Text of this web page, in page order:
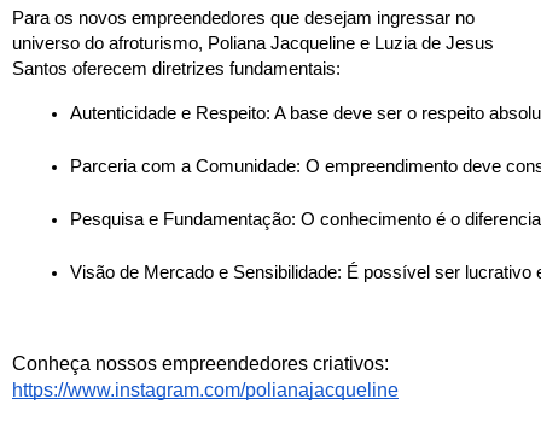
Para os novos empreendedores que desejam ingressar no
universo do afroturismo, Poliana Jacqueline e Luzia de Jesus
Santos oferecem diretrizes fundamentais:
Autenticidade e Respeito: A base deve ser o respeito
Parceria com a Comunidade: O empreendimento deve
Pesquisa e Fundamentação: O conhecimento é o
Visão de Mercado e Sensibilidade: É possível ser
Conheça nossos empreendedores criativos:
https://www.instagram.com/polianajacqueline